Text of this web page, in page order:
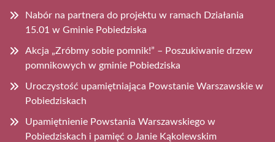
Nabór na partnera do projektu w ramach Działania
15.01 w Gminie Pobiedziska
Akcja „Zróbmy sobie pomnik!” – Poszukiwanie drzew
pomnikowych w gminie Pobiedziska
Uroczystość upamiętniająca Powstanie Warszawskie w
Pobiedziskach
Upamiętnienie Powstania Warszawskiego w
Pobiedziskach i pamięć o Janie Kąkolewskim